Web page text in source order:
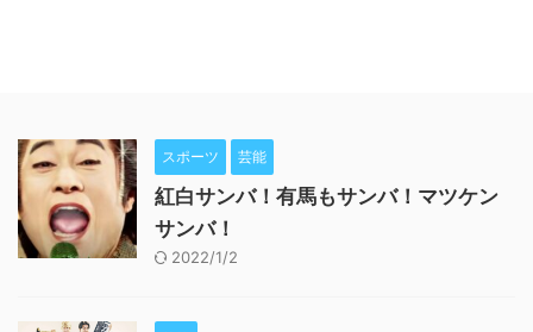
スポーツ 芸能
紅白サンバ！有馬もサンバ！マツケン
サンバ！
2022/1/2